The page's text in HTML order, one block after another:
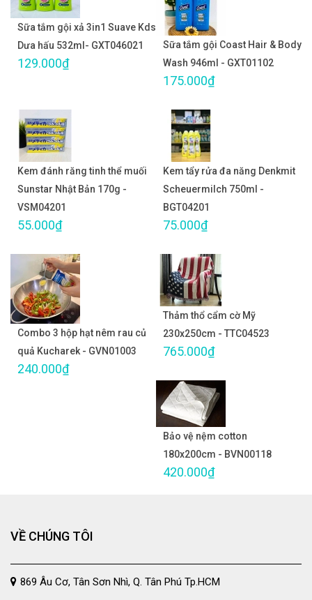
Sữa tắm gội xả 3in1 Suave Kds
Dưa hấu 532ml- GXT046021
129.000₫
Sữa tắm gội Coast Hair & Body
Wash 946ml - GXT01102
175.000₫
Kem đánh răng tinh thể muối
Sunstar Nhật Bản 170g -
VSM04201
55.000₫
Kem tẩy rửa đa năng Denkmit
Scheuermilch 750ml -
BGT04201
75.000₫
Combo 3 hộp hạt nêm rau củ
quả Kucharek - GVN01003
240.000₫
Thảm thổ cẩm cờ Mỹ
230x250cm - TTC04523
765.000₫
Bảo vệ nệm cotton
180x200cm - BVN00118
420.000₫
VỀ CHÚNG TÔI
869 Âu Cơ, Tân Sơn Nhì, Q. Tân Phú Tp.HCM